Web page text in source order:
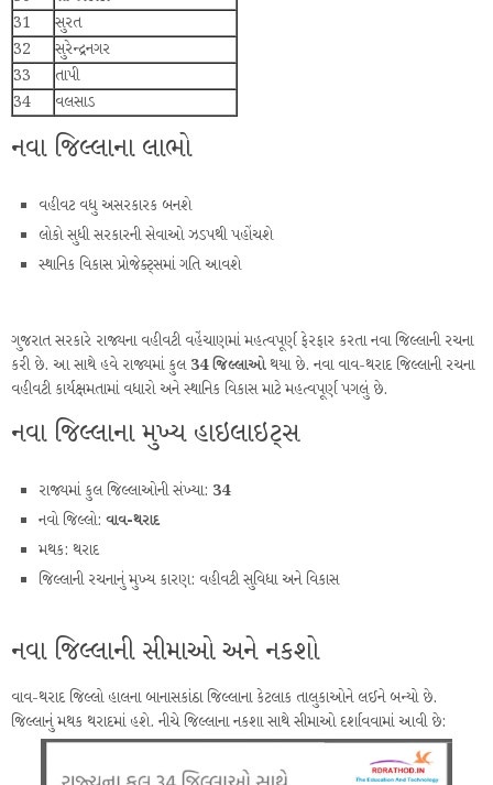
31
સુરત
32
સુરેન્દ્રનગર
33
તાપી
34
વલસાડ
નવા જિલ્લાના લાભો
વહીવટ વધુ અસરકારક બનશે
લોકો સુધી સરકારની સેવાઓ ઝડપથી પહોંચશે
સ્થાનિક વિકાસ પ્રોજેક્ટ્સમાં ગતિ આવશે
ગુજરાત સરકારે રાજ્યના વહીવટી વહેંચાણમાં મહત્વપૂર્ણ ફેરફાર કરતા નવા જિલ્લાની રચના
કરી છે. આ સાથે હવે રાજ્યમાં કુલ 34 જિલ્લાઓથયા છે. નવા વાવ-થરાદ જિલ્લાની રચના
વહીવટી કાર્યક્ષમતામાં વધારો અને સ્થાનિક વિકાસ માટે મહત્વપૂર્ણ પગલું છે.
નવા જિલ્લાના મુખ્ય હાઇલાઇટ્સ
રાજ્યમાં કુલ જિલ્લાઓની સંખ્યા: 34
નવો જિલ્લો: વાવ-થરાદ
મથક: થરાદ
જિલ્લાની રચનાનું મુખ્ય કારણ: વહીવટી સુવિધા અને વિકાસ
નવા જિલ્લાની સીમાઓ અને નકશો
વાવ-થરાદ જિલ્લો હાલના બાનાસકાંઠા જિલ્લાના કેટલાક તાલુકાઓને લઈને બન્યો છે.
જિલ્લાનું મથક થરાદમાં હશે. નીચે જિલ્લાના નકશા સાથે સીમાઓ દર્શાવવામાં આવી છે: